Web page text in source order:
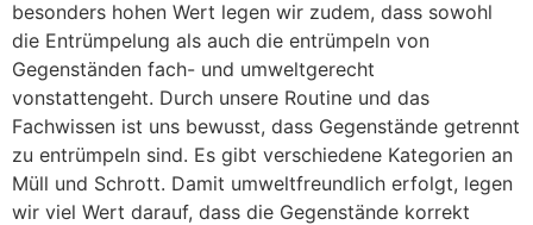
besonders hohen Wert legen wir zudem, dass sowohl
die Entrümpelung als auch die entrümpeln von
Gegenständen fach- und umweltgerecht
vonstattengeht. Durch unsere Routine und das
Fachwissen ist uns bewusst, dass Gegenstände getrennt
zu entrümpeln sind. Es gibt verschiedene Kategorien an
Müll und Schrott. Damit umweltfreundlich erfolgt, legen
wir viel Wert darauf, dass die Gegenstände korrekt